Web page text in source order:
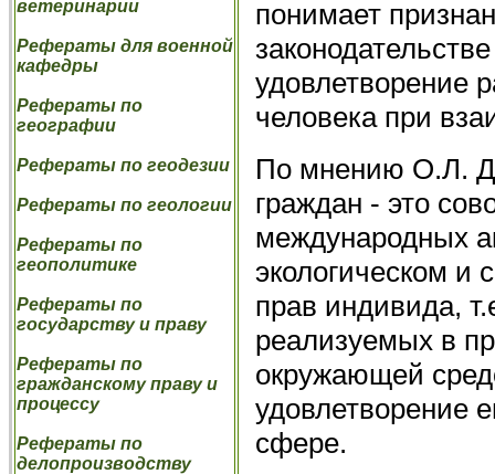
ветеринарии
Рефераты для военной
кафедры
Рефераты по
географии
Рефераты по геодезии
Рефераты по геологии
Рефераты по
геополитике
Рефераты по
государству и праву
Рефераты по
гражданскому праву и
процессу
Рефераты по
делопроизводству
понимает
удовлетворение
человека при
По мнению О.Л.
граждан - это
международных
экологическом и
прав индивида,
реализуемых в
окружающей
удовлетворение
сфере.